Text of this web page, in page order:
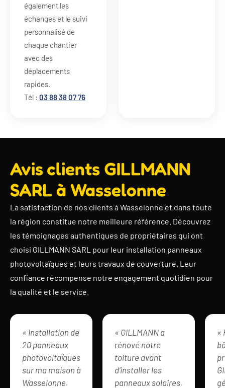
également les
échanges et le suivi
personnalisé de
chaque chantier
avec des
déplacements
rapides.
Tél : 03 88 38 07 76
Avis clients GILLMANN
SARL à Wasselonne
La satisfaction de nos clients à Wasselonne et dans toute
la région constitue notre meilleure référence. Découvrez
les témoignages authentiques de propriétaires qui ont
choisi GILLMANN SARL pour leur installation panneaux
photovoltaïques et leurs travaux de couverture. Leur
confiance récompense notre engagement quotidien pour
la qualité et le service.
« Installation de
20 panneaux
photovoltaïques
sur ma maison à
Wasselonne.
« GILLMANN a
rénové notre
toiture avant
d’installer les
panneaux solaires.
«